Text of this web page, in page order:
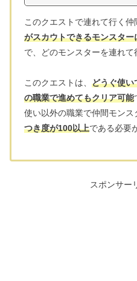
このクエストで連れて行く仲
がスカウトできるモンスタ
で、どのモンスターを連れて
このクエストは、 どうぐ使い
の職業で進めてもクリア可能
使い以外の職業で仲間モンス
つき度が100以上である必要
スポンサー